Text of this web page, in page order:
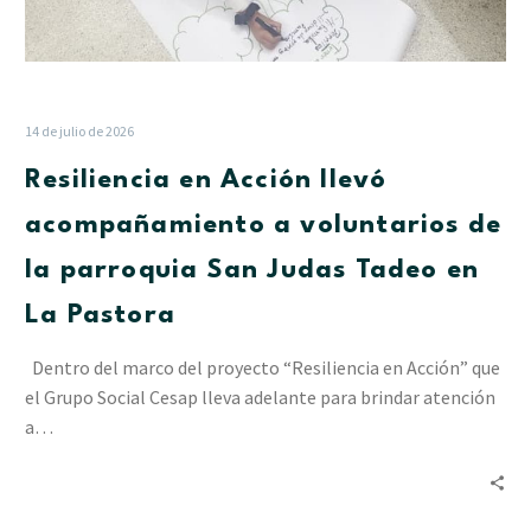
La
Pastora
14 de julio de 2026
Resiliencia en Acción llevó
acompañamiento a voluntarios de
la parroquia San Judas Tadeo en
La Pastora
Dentro del marco del proyecto “Resiliencia en Acción” que
el Grupo Social Cesap lleva adelante para brindar atención
a…